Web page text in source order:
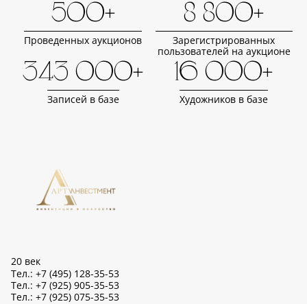
500+
Проведенных аукционов
8 800+
Зарегистрированных
пользователей на аукционе
343 000+
Записей в базе
16 000+
Художников в базе
20 век
Тел.: +7 (495) 128-35-53
Тел.: +7 (925) 905-35-53
Тел.: +7 (925) 075-35-53